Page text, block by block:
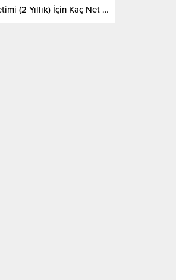
Yapı Denetimi (2 Yıllık) İçin Kaç Net Gerekir 2022